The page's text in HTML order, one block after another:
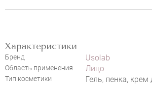
USOLAB BIO INTENSIVE
Характеристики
Бренд Usolab
Область применения Лицо
Тип косметики Гель, пенка,